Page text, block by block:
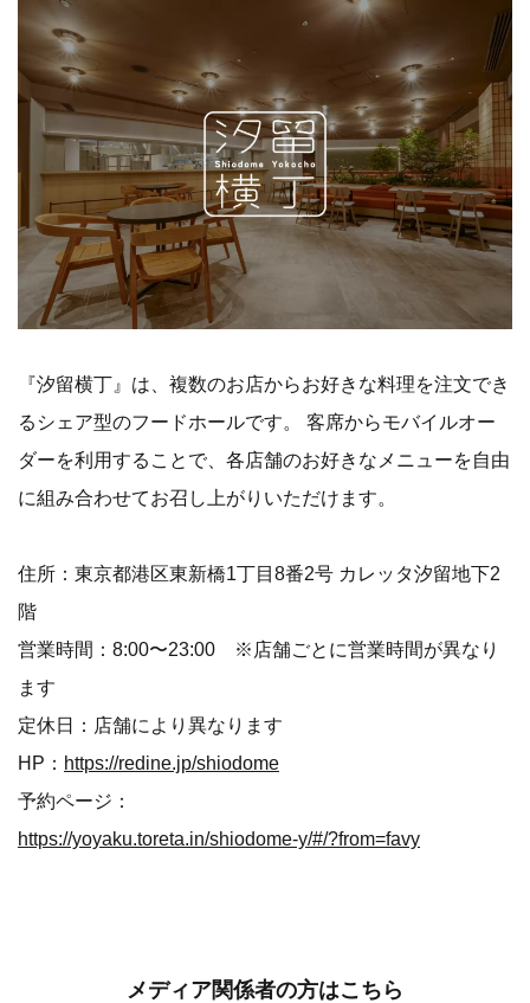
『汐留横丁』は、複数のお店からお好きな料理を注文でき
るシェア型のフードホールです。 客席からモバイルオー
ダーを利用することで、各店舗のお好きなメニューを自由
に組み合わせてお召し上がりいただけます。
住所：東京都港区東新橋1丁目8番2号 カレッタ汐留地下2
階
営業時間：8:00〜23:00 ※店舗ごとに営業時間が異なり
ます
定休日：店舗により異なります
HP： https://redine.jp/shiodome
予約ページ：
https://yoyaku.toreta.in/shiodome-y/#/?from=favy
メディア関係者の方はこちら